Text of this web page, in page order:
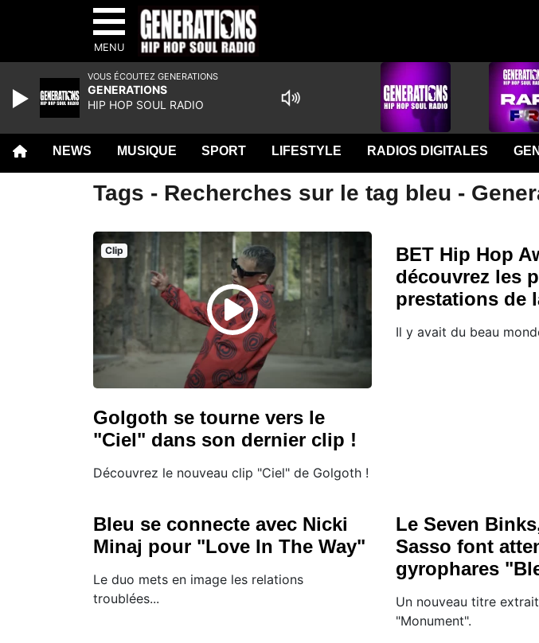
MENU
NEWS MUSIQUE SPORT LIFESTYLE RADIOS DIGITALES
Tags - Recherches sur le tag bleu -
Clip
Golgoth se tourne vers le
"Ciel" dans son dernier clip !
Découvrez le nouveau clip "Ciel" de Golgoth !
BET Hip Hop
découvrez les
prestations de
Il y avait du beau
Bleu se connecte avec Nicki
Minaj pour "Love In The Way"
Le duo mets en image les relations
troublées...
Le Seven
Sasso font
gyrophares
Un nouveau titre
"Monument".
VOUS ÉCOUTEZ GENERATIONS
GENERATIONS
HIP HOP SOUL RADIO